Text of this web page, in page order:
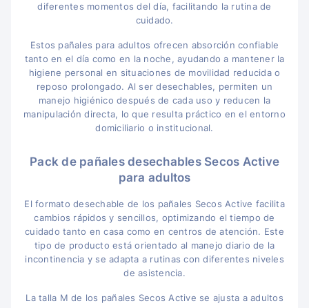
diferentes momentos del día, facilitando la rutina de
cuidado.
Estos pañales para adultos ofrecen absorción confiable
tanto en el día como en la noche, ayudando a mantener la
higiene personal en situaciones de movilidad reducida o
reposo prolongado. Al ser desechables, permiten un
manejo higiénico después de cada uso y reducen la
manipulación directa, lo que resulta práctico en el entorno
domiciliario o institucional.
Pack de pañales desechables Secos Active
para adultos
El formato desechable de los pañales Secos Active facilita
cambios rápidos y sencillos, optimizando el tiempo de
cuidado tanto en casa como en centros de atención. Este
tipo de producto está orientado al manejo diario de la
incontinencia y se adapta a rutinas con diferentes niveles
de asistencia.
La talla M de los pañales Secos Active se ajusta a adultos